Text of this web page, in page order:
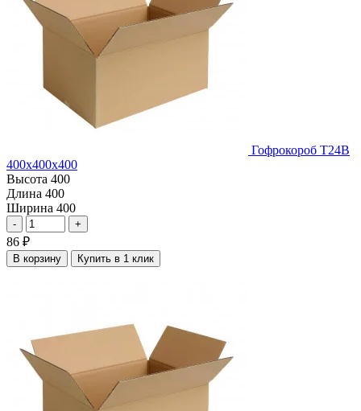
Гофрокороб Т24В
400х400х400
Высота 400
Длина 400
Ширина 400
- +
86 ₽
В корзину Купить в 1 клик